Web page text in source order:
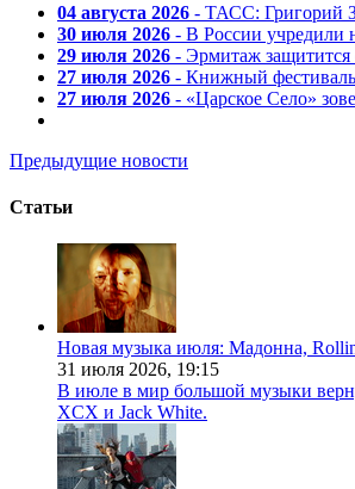
04 августа 2026 - ТАСС: Григорий
30 июля 2026 - В России учредили
29 июля 2026 - Эрмитаж защитится
27 июля 2026 - Книжный
27 июля 2026 - «Царское Село»
Предыдущие новости
Статьи
Новая музыка июля: Мадонна,
31 июля 2026, 19:15
В июле в мир большой музыки
XCX и Jack White.